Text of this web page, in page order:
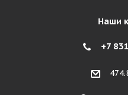
Наши
+7